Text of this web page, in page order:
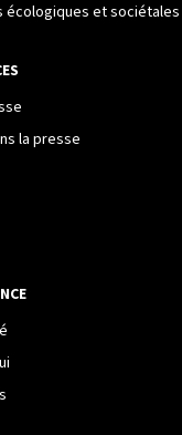
écologiques et sociétales
la presse